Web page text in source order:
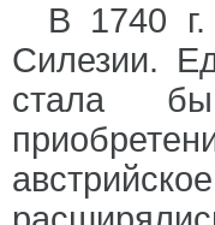
В 1740 г.
Силезии.
стала бы